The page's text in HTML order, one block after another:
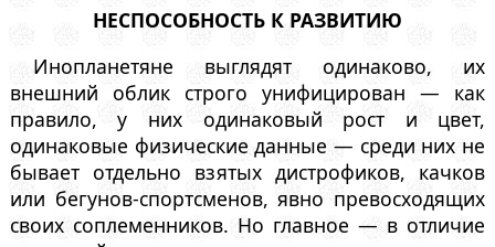
НЕСПОСОБНОСТЬ К РАЗВИТИЮ
Инопланетяне выглядят одинаково, их
внешний облик строго унифицирован — как
правило, у них одинаковый рост и цвет,
одинаковые физические данные — среди них не
бывает отдельно взятых дистрофиков, качков
или бегунов-спортсменов, явно превосходящих
своих соплеменников. Но главное — в отличие